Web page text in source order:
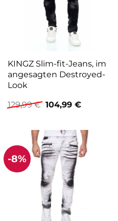
KINGZ Slim-fit-Jeans, im
angesagten Destroyed-
Look
129,99€ Ursprünglicher
Preis
129,99 €
104,99 €Aktueller
104,99 €.
-8%